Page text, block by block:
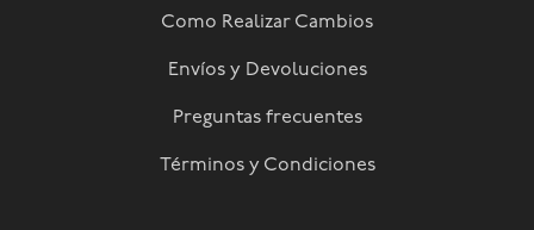
Como Realizar Cambios
Envíos y Devoluciones
Preguntas frecuentes
Términos y Condiciones